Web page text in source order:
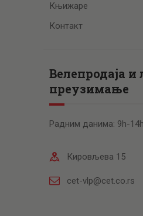
Књижаре
Контакт
Велепродаја и
преузимање
Радним данима: 9h-
Кировљева 15
cet-vlp@cet.co.rs